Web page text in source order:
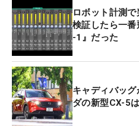
ロボット計測
検証したら一
-1』だった
キャディバッ
ダの新型CX-5